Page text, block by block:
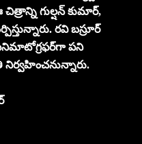
గుల్షన్ కుమార్,
రవి బస్రూర్
పని
నిర్వహించనున్నారు.